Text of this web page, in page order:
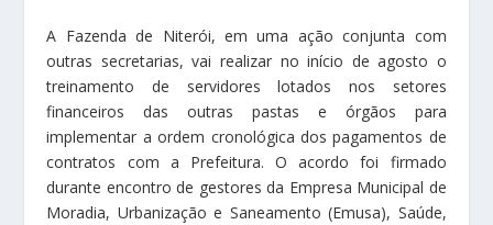
A Fazenda de Niterói, em uma ação conjunta com
outras secretarias, vai realizar no início de agosto o
treinamento de servidores lotados nos setores
financeiros das outras pastas e órgãos para
implementar a ordem cronológica dos pagamentos de
contratos com a Prefeitura. O acordo foi firmado
durante encontro de gestores da Empresa Municipal de
Moradia, Urbanização e Saneamento (Emusa), Saúde,